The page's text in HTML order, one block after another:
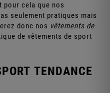
pour cela que nos
seulement pratiques mais
donc nos vêtements de
de vêtements de sport
TENDANCE